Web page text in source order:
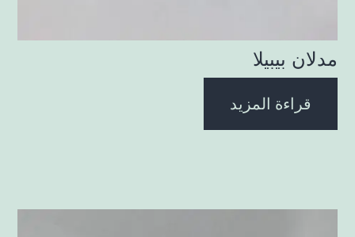
مدلان بيبيلا
قراءة المزيد